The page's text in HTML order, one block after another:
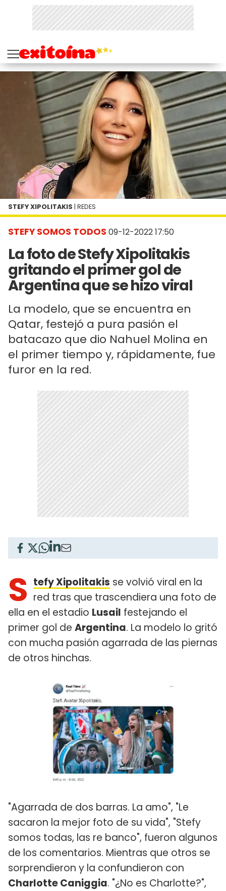
STEFY SOMOS TODOS 09-12-2022 17:50
La foto de Stefy Xipolitakis
gritando el primer gol de
Argentina que se hizo viral
La modelo, que se encuentra en
Qatar, festejó a pura pasión el
batacazo que dio Nahuel Molina en
el primer tiempo y, rápidamente, fue
furor en la red.
STEFY XIPOLITAKIS | REDES
S tefy Xipolitakis se volvió viral en la
red tras que trascendiera una foto de
ella en el estadio Lusail festejando el
primer gol de Argentina. La modelo lo gritó
con mucha pasión agarrada de las piernas
de otros hinchas.
"Agarrada de dos barras. La amo", "Le
sacaron la mejor foto de su vida", "Stefy
somos todas, las re banco", fueron algunos
de los comentarios. Mientras que otros se
sorprendieron y la confundieron con
Charlotte Caniggia. "¿No es Charlotte?",